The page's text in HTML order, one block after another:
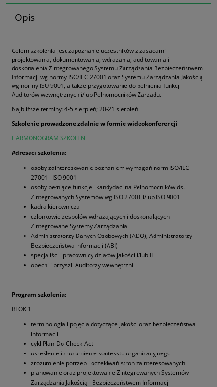
Opis
Celem szkolenia jest zapoznanie uczestników z zasadami
projektowania, dokumentowania, wdrażania, auditowania i
doskonalenia Zintegrowanego Systemu Zarządzania Bezpieczeństwem
Informacji wg normy ISO/IEC 27001 oraz Systemu Zarządzania Jakością
wg normy ISO 9001, a także przygotowanie do pełnienia funkcji
Auditorów wewnętrznych i/lub Pełnomocników Zarządu.
Najbliższe terminy: 4-5 sierpień; 20-21 sierpień
Szkolenie prowadzone zdalnie w formie wideokonferencji
HARMONOGRAM SZKOLEŃ
Adresaci szkolenia:
osoby zainteresowanie poznaniem wymagań norm ISO/IEC
27001 i ISO 9001
osoby pełniące funkcje i kandydaci na Pełnomocników ds.
Zintegrowanych Systemów wg ISO 27001 i/lub ISO 9001
kadra kierownicza
członkowie zespołów wdrażających i doskonalących
Zintegrowane Systemy Zarządzania
Administratorzy Danych Osobowych (ADO), Administratorzy
Bezpieczeństwa Informacji (ABI)
specjaliści i pracownicy działów jakości i/lub IT
obecni i przyszli Auditorzy wewnętrzni
Program szkolenia:
BLOK 1
terminologia i pojęcia dotyczące jakości oraz bezpieczeństwa
informacji
cykl Plan-Do-Check-Act
określenie i zrozumienie kontekstu organizacyjnego
zrozumienie potrzeb i oczekiwań stron zainteresowanych
planowanie oraz projektowanie Zintegrowanych Systemów
Zarządzania Jakością i Bezpieczeństwem Informacji